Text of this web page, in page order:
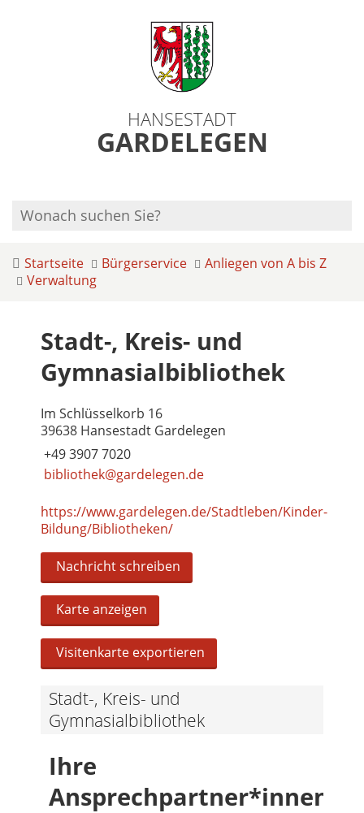
HANSESTADT
GARDELEGEN
Startseite Bürgerservice
Anliegen von A bis Z
Verwaltung
Stadt-, Kreis- und
Gymnasialbibliothek
Im Schlüsselkorb 16
39638 Hansestadt Gardelegen
+49 3907 7020
bibliothek@gardelegen.de
https://www.gardelegen.de/Stadtleben/Kinder-
Bildung/Bibliotheken/
Nachricht schreiben
Karte anzeigen
Visitenkarte exportieren
Stadt-, Kreis- und
Gymnasialbibliothek
Ihre
Ansprechpartner*innen